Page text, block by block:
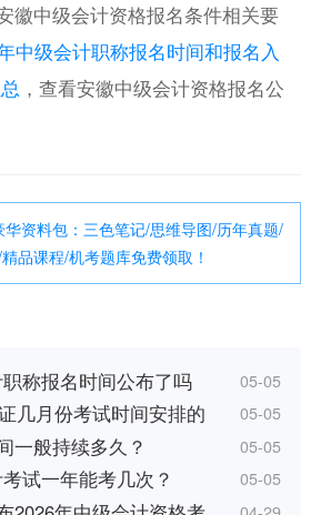
徽中级会计资格报名条件相关要
中级会计职称报名时间和报名入
，查看安徽中级会计资格报名公
资料包：三色笔记/思维导图/历年真题/
品课程/机考题库免费领取！
称报名时间公布了吗 05-05
几月份考试时间安排的 05-05
一般持续多久？ 05-05
试一年能考几次？ 05-05